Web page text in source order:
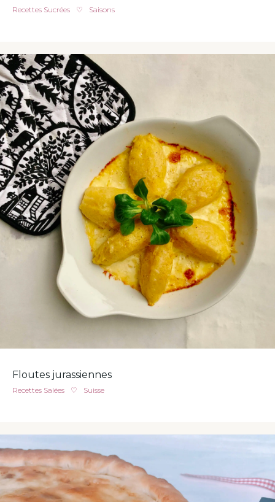
Recettes Sucrées ♡ Saisons
Floutes jurassiennes
Recettes Salées ♡ Suisse